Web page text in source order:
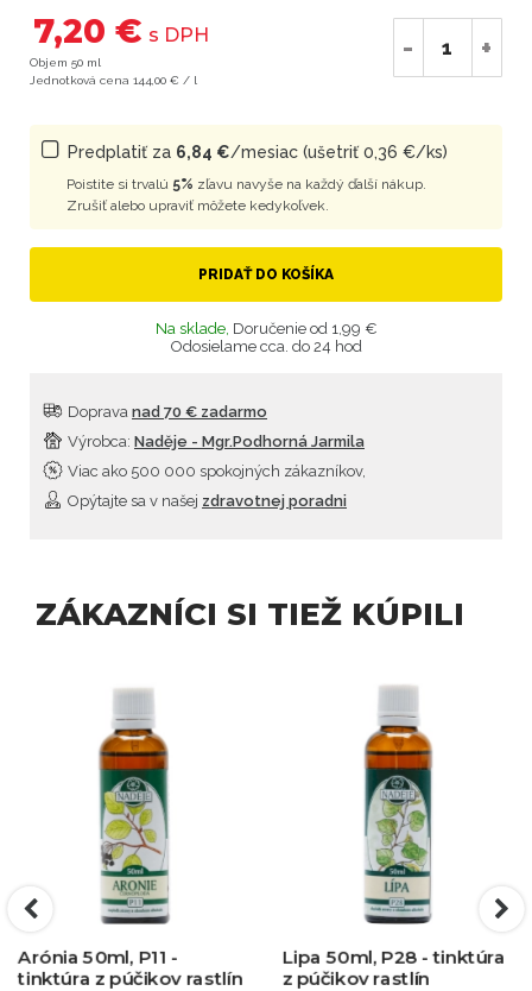
7,20 € s DPH
Objem 50 ml
Jednotková cena 144,00 € / l
- +
Predplatiť za 6,84 €/mesiac (ušetriť 0,36 €/ks)
Poistite si trvalú 5% zľavu navyše na každý ďalší nákup.
Zrušiť alebo upraviť môžete kedykoľvek.
PRIDAŤ DO KOŠÍKA
Na sklade, Doručenie od 1,99 €
Odosielame cca. do 24 hod
Doprava nad 70 € zadarmo
Viac ako 500 000 spokojných zákazníkov,
Výrobca: Naděje - Mgr.Podhorná Jarmila
Opýtajte sa v našej zdravotnej poradni
ZÁKAZNÍCI SI TIEŽ KÚPILI
Arónia 50ml, P11 -
tinktúra z púčikov rastlín
Lipa 50ml, P28 - tinktúra
z púčikov rastlín